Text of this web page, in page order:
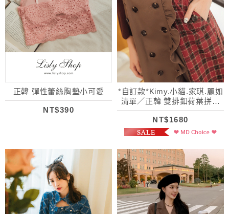
正韓 彈性蕾絲胸墊小可愛
NT$390
*自訂款*Kimy.小貓.家琪.麗如
清單／正韓 雙排釦荷葉拼接
格紋吊帶裙
NT$1680